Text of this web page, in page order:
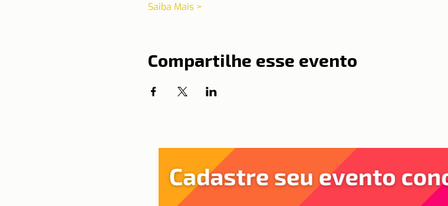
Saiba Mais >
Compartilhe esse evento